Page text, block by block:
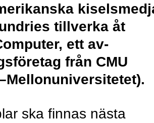
till­verka åt
ett av­
från CMU
ska finnas nästa